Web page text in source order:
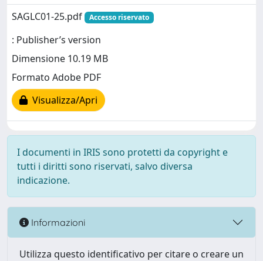
SAGLC01-25.pdf
Accesso riservato
: Publisher’s version
Dimensione 10.19 MB
Formato Adobe PDF
Visualizza/Apri
I documenti in IRIS sono protetti da copyright e
tutti i diritti sono riservati, salvo diversa
indicazione.
Informazioni
Utilizza questo identificativo per citare o creare un